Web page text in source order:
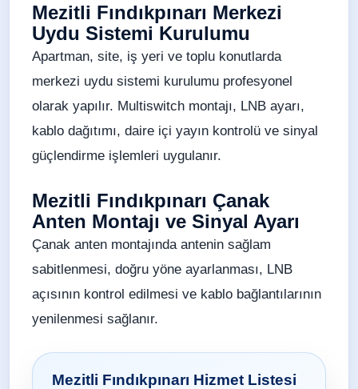
Mezitli Fındıkpınarı Merkezi
Uydu Sistemi Kurulumu
Apartman, site, iş yeri ve toplu konutlarda
merkezi uydu sistemi kurulumu profesyonel
olarak yapılır. Multiswitch montajı, LNB ayarı,
kablo dağıtımı, daire içi yayın kontrolü ve sinyal
güçlendirme işlemleri uygulanır.
Mezitli Fındıkpınarı Çanak
Anten Montajı ve Sinyal Ayarı
Çanak anten montajında antenin sağlam
sabitlenmesi, doğru yöne ayarlanması, LNB
açısının kontrol edilmesi ve kablo bağlantılarının
yenilenmesi sağlanır.
Mezitli Fındıkpınarı Hizmet Listesi